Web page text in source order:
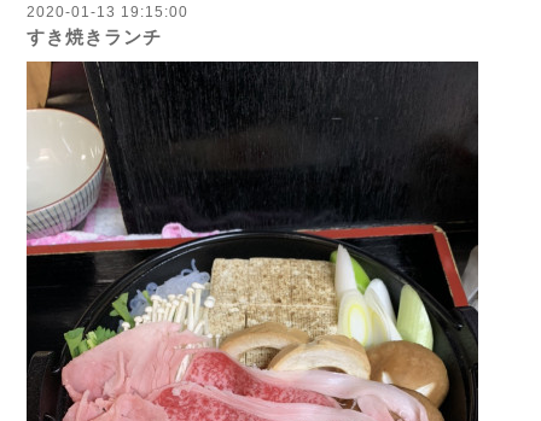
2020-01-13 19:15:00
すき焼きランチ